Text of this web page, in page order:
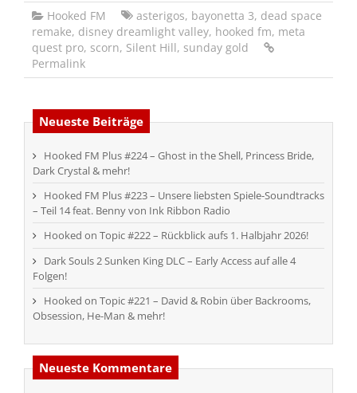
Hooked FM asterigos, bayonetta 3, dead space
remake, disney dreamlight valley, hooked fm, meta
quest pro, scorn, Silent Hill, sunday gold
Permalink
Neueste Beiträge
Hooked FM Plus #224 – Ghost in the Shell, Princess Bride,
Dark Crystal & mehr!
Hooked FM Plus #223 – Unsere liebsten Spiele-Soundtracks
– Teil 14 feat. Benny von Ink Ribbon Radio
Hooked on Topic #222 – Rückblick aufs 1. Halbjahr 2026!
Dark Souls 2 Sunken King DLC – Early Access auf alle 4
Folgen!
Hooked on Topic #221 – David & Robin über Backrooms,
Obsession, He-Man & mehr!
Neueste Kommentare